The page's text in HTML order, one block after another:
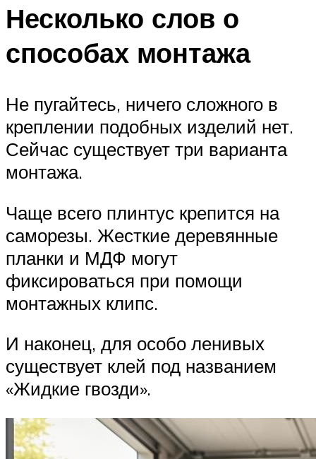
Несколько слов о
способах монтажа
Не пугайтесь, ничего сложного в
креплении подобных изделий нет.
Сейчас существует три варианта
монтажа.
Чаще всего плинтус крепится на
саморезы. Жесткие деревянные
планки и МДФ могут
фиксироваться при помощи
монтажных клипс.
И наконец, для особо ленивых
существует клей под названием
«Жидкие гвозди».